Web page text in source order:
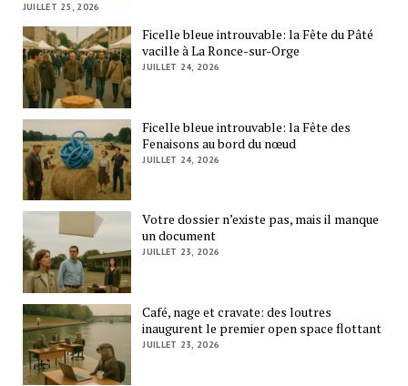
JUILLET 25, 2026
Ficelle bleue introuvable: la Fête du Pâté
vacille à La Ronce-sur-Orge
JUILLET 24, 2026
Ficelle bleue introuvable: la Fête des
Fenaisons au bord du nœud
JUILLET 24, 2026
Votre dossier n’existe pas, mais il manque
un document
JUILLET 23, 2026
Café, nage et cravate: des loutres
inaugurent le premier open space flottant
JUILLET 23, 2026